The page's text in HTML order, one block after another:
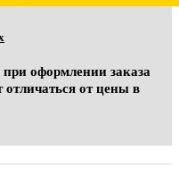
при оформлении заказа
отличаться от цены в